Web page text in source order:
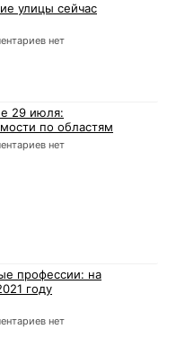
улицы сейчас
нет
29 июля:
по областям
нет
профессии: на
году
нет